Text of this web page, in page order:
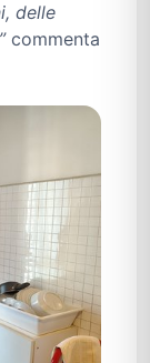
delle
commenta